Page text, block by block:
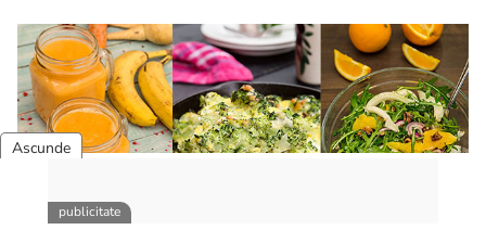
minute. Retete rapide. Retete rapide de mancare. Idei
retete mancare rapid